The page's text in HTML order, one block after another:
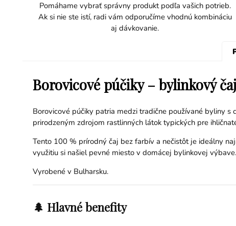
Pomáhame vybrať správny produkt podľa vašich potrieb.
Ak si nie ste istí, radi vám odporučíme vhodnú kombináciu
aj dávkovanie.
Borovicové púčiky – bylinkový
Borovicové púčiky patria medzi tradične používané byliny s
prirodzeným zdrojom rastlinných látok typických pre
Tento 100 % prírodný čaj bez farbív a nečistôt je ideálny
využitiu si našiel pevné miesto v domácej bylinkovej výbave.
Vyrobené v Bulharsku.
🌲 Hlavné benefity